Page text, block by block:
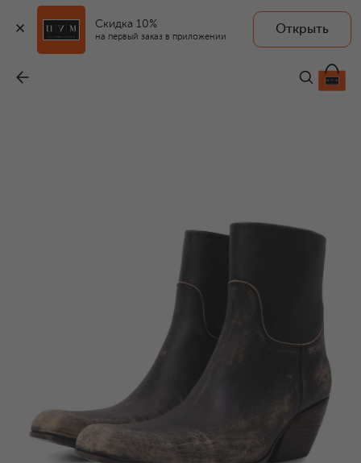
Скидка 10%
на первый заказ в приложении
Открыть
192 500 ₽